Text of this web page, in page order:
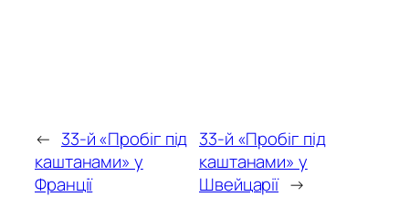
← 33-й «Пробіг під
каштанами» у
Франції
33-й «Пробіг під
каштанами» у
Швейцарії →